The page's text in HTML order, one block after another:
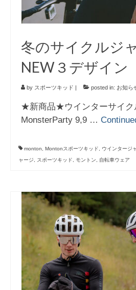
冬のサイクルジ
NEW３デザイン
by スポーツキッド | posted in: お知ら
★新商品★ウインターサイク
MonsterParty 9,9 …
monton Montonスポーツキッド ウインタージ
ャージ
スポーツキッド モントン 自転車ウェア